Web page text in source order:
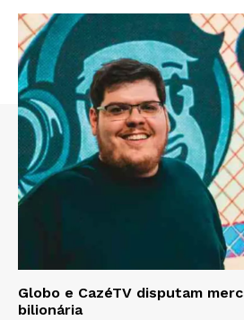
Globo e CazéTV disputam
bilionária